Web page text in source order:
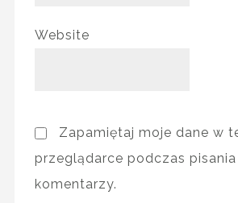
Website
Zapamiętaj moje dane w
przeglądarce podczas
komentarzy.